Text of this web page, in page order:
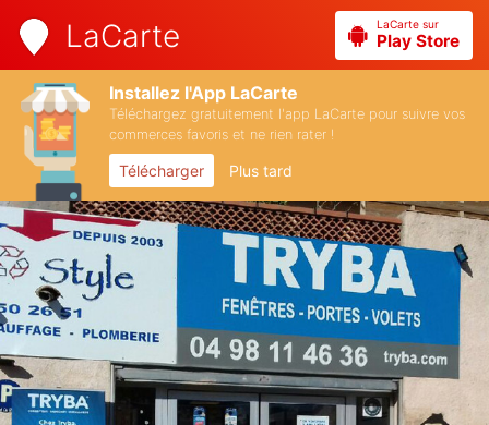
LaCarte LaCarte sur
Play Store
Installez l'App LaCarte
Téléchargez gratuitement l'app LaCarte pour suivre vos
commerces favoris et ne rien rater !
Télécharger Plus tard